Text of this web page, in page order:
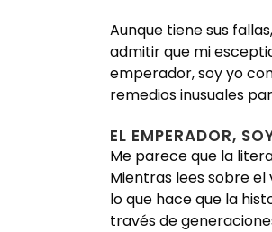
Aunque tiene sus
admitir que mi
emperador, soy yo
remedios inusuales
EL EMPERADOR,
Me parece que la
Mientras lees sobre
lo que hace que la
través de